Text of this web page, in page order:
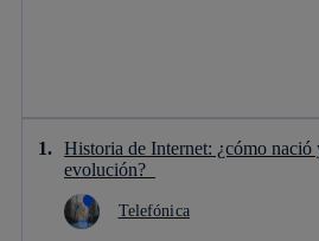
Historia de Internet: ¿cómo nació
evolución?
Telefónica